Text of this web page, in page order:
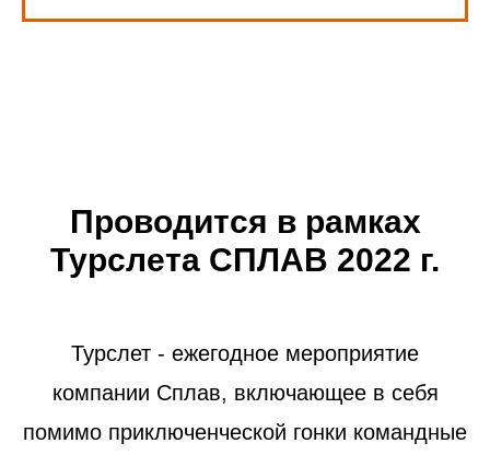
Проводится в рамках
Турслета СПЛАВ 2022 г.
Турслет - ежегодное мероприятие
компании Сплав, включающее в себя
помимо приключенческой гонки командные